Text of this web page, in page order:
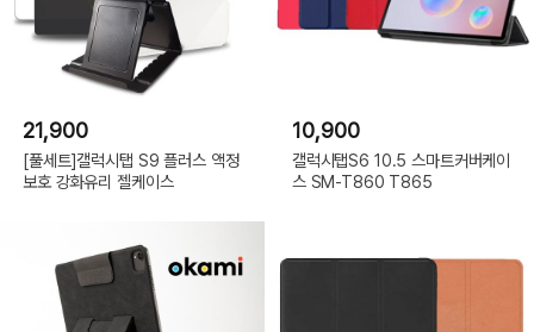
21,900
[풀세트]갤럭시탭 S9 플러스 액정
보호 강화유리 젤케이스
10,900
갤럭시탭S6 10.5 스마트커버케이
스 SM-T860 T865